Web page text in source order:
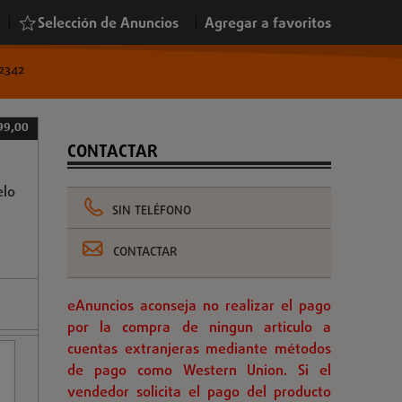
Selección de Anuncios Agregar a favoritos
CONTACTAR
SIN TELÉFONO
CONTACTAR
eAnuncios aconseja no realizar el pago
por la compra de ningun articulo a
cuentas extranjeras mediante métodos
de pago como Western Union. Si el
vendedor solicita el pago del producto